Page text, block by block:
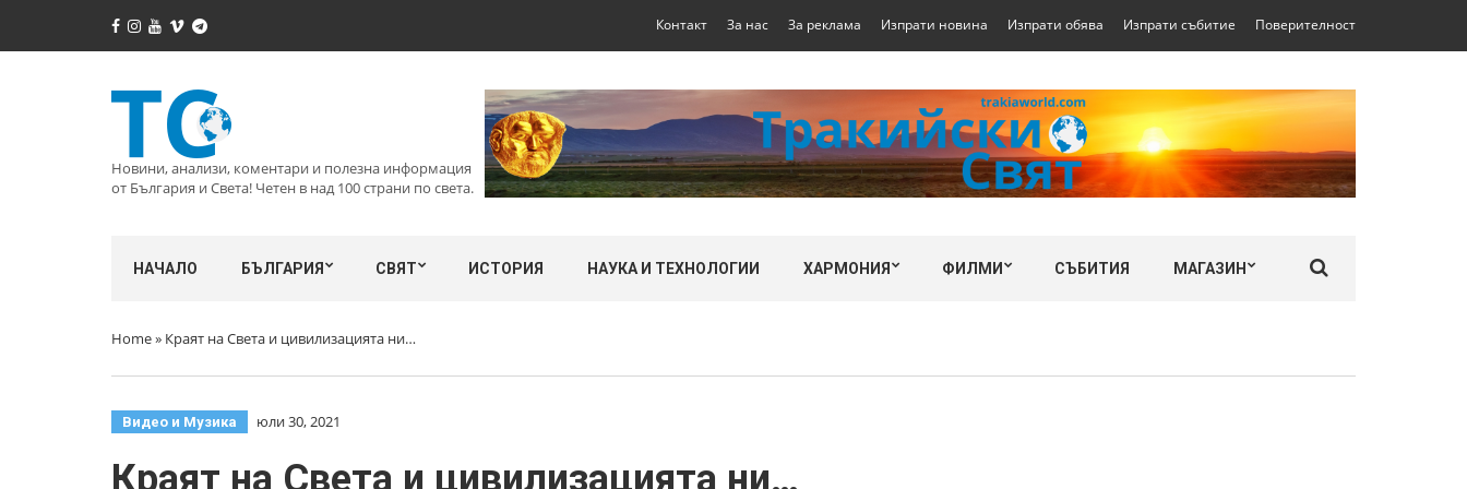
Контакт За нас За реклама Изпрати новина Изпрати обява Изпрати събитие Поверителност
Новини, анализи, коментари и полезна информация
от България и Света! Четен в над 100 страни по света.
НАЧАЛО БЪЛГАРИЯ СВЯТ ИСТОРИЯ НАУКА И ТЕХНОЛОГИИ ХАРМОНИЯ ФИЛМИ СЪБИТИЯ МАГАЗИН
Home» Краят на Света и цивилизацията ни…
Видео и Музика юли 30, 2021
Краят на Света и цивилизацията ни…